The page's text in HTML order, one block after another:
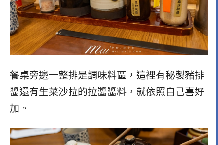
餐桌旁邊一整排是調味料區，這裡有秘製豬排
醬還有生菜沙拉的拉醬醬料，就依照自己喜好
加。